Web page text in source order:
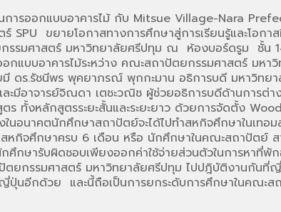
นการออกแบบอาคารไม้ กับ Mitsue Village-Nara
ขยายโอกาสทางการศึกษาสู่การเรียนรู้และโอกา
กรรมศาสตร์ มหาวิทยาลัยศรีปทุม ณ ห้องบอร์ดรูม ชั้น
อกแบบอาคารไม้ระหว่าง คณะสถาปัตยกรรมศาสตร์ ม
ดร.รัชนีพร พุคยาภรณ์ พุกกะมาน อธิการบดี มหาวิทย
อาจารย์จิณดา เตชะวณิช ผู้ช่วยอธิการบดีด้านการต่าง
ทั้งหลักสูตรระยะสั้นและระยะยาว ด้วยการจัดตั้ง
อนาคตนักศึกษาสถาปัตย์จะได้ไปทำสหกิจศึกษาในเทอ
กิจศึกษาครบ 6 เดือน หรือ นักศึกษาในคณะสถาปัตย์ ส
ษารับผิดชอบเพียงออกค่าใช้จ่ายส่วนตัวในการหาที่พัก
ตยกรรมศาสตร์ มหาวิทยาลัยศรีปทุม ไปปฎิบัติงานกัน
นอีกด้วย และนี้ถือเป็นการยกระดับการศึกษาในคณะส